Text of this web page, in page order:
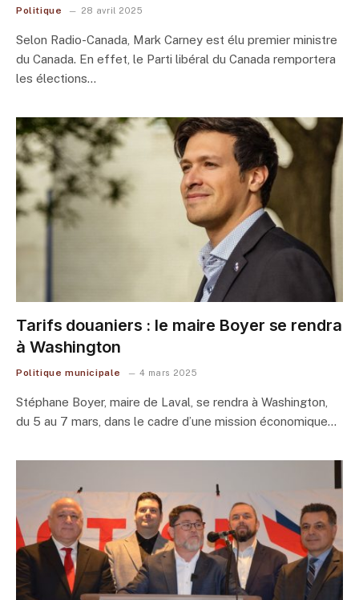
Politique 28 avril 2025
Selon Radio-Canada, Mark Carney est élu premier ministre
du Canada. En effet, le Parti libéral du Canada remportera
les élections…
Tarifs douaniers : le maire Boyer se rendra
à Washington
Politique municipale 4 mars 2025
Stéphane Boyer, maire de Laval, se rendra à Washington,
du 5 au 7 mars, dans le cadre d’une mission économique…